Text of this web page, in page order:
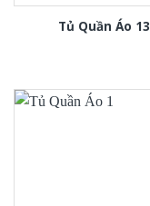
Tủ Quần Áo 13